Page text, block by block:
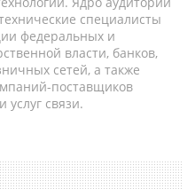
специалисты
федеральных и
власти, банков,
сетей, а также
поставщиков
связи.